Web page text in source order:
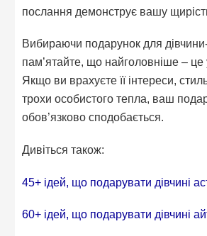
послання демонструє вашу
Вибираючи подарунок для
пам’ятайте, що найголовніше – це
Якщо ви врахуєте її інтереси,
трохи особистого тепла, ваш
обов’язково сподобається.
Дивіться також:
45+ ідей, що подарувати дівчині
60+ ідей, що подарувати дівчині